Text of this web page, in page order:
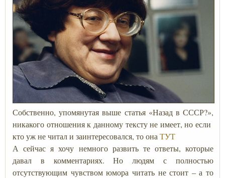
Собственно, упомянутая выше статья «Назад в СССР?»,
никакого отношения к данному тексту не имеет, но если
кто уж не читал и заинтересовался, то она ТУТ
А сейчас я хочу немного развить те ответы, которые
давал в комментариях. Но людям с полностью
отсутствующим чувством юмора читать не стоит – а то